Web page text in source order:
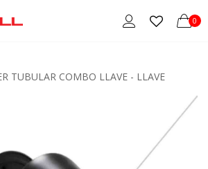
0
TUBULAR COMBO LLAVE - LLAVE